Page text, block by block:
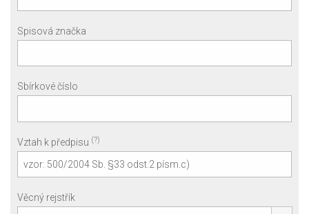
Spisová značka
Sbírkové číslo
Vztah k předpisu (?)
Věcný rejstřík